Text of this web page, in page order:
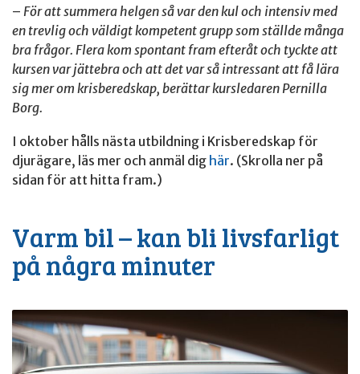
– För att summera helgen så var den kul och intensiv med
en trevlig och väldigt kompetent grupp som ställde många
bra frågor. Flera kom spontant fram efteråt och tyckte att
kursen var jättebra och att det var så intressant att få lära
sig mer om krisberedskap, berättar kursledaren Pernilla
Borg.
I oktober hålls nästa utbildning i Krisberedskap för
djurägare, läs mer och anmäl dig här. (Skrolla ner på
sidan för att hitta fram.)
Varm bil – kan bli livsfarligt
på några minuter